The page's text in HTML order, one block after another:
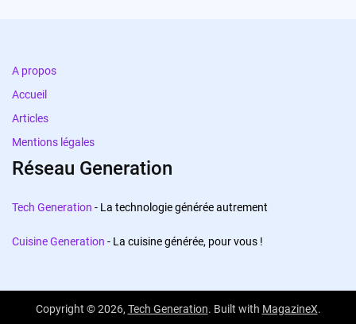
A propos
Accueil
Articles
Mentions légales
Réseau Generation
Tech Generation - La technologie générée autrement
Cuisine Generation - La cuisine générée, pour vous !
Copyright © 2026, Tech Generation. Built with MagazineX.